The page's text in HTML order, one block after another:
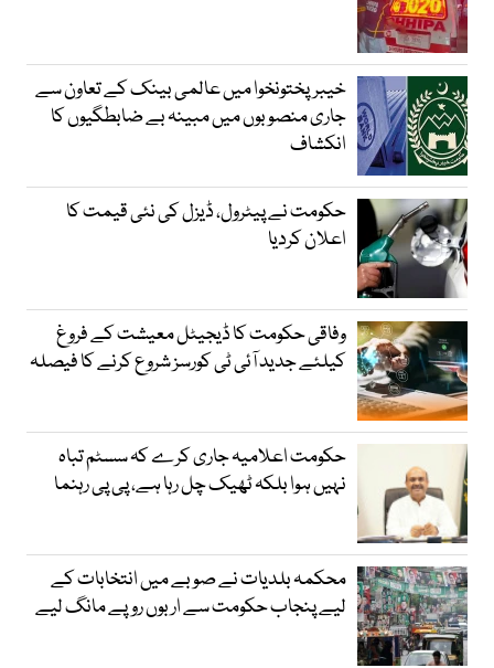
خیبرپختونخوا میں عالمی بینک کے تعاون سے
جاری منصوبوں میں مبینہ بے ضابطگیوں کا
انکشاف
حکومت نے پیٹرول، ڈیزل کی نئی قیمت کا
اعلان کردیا
وفاقی حکومت کا ڈیجیٹل معیشت کے فروغ
کیلئے جدید آئی ٹی کورسز شروع کرنے کا فیصلہ
حکومت اعلامیہ جاری کرے کہ سسٹم تباہ
نہیں ہوا بلکہ ٹھیک چل رہا ہے، پی پی رہنما
محکمہ بلدیات نے صوبے میں انتخابات کے
لیے پنجاب حکومت سے اربوں روپے مانگ لیے